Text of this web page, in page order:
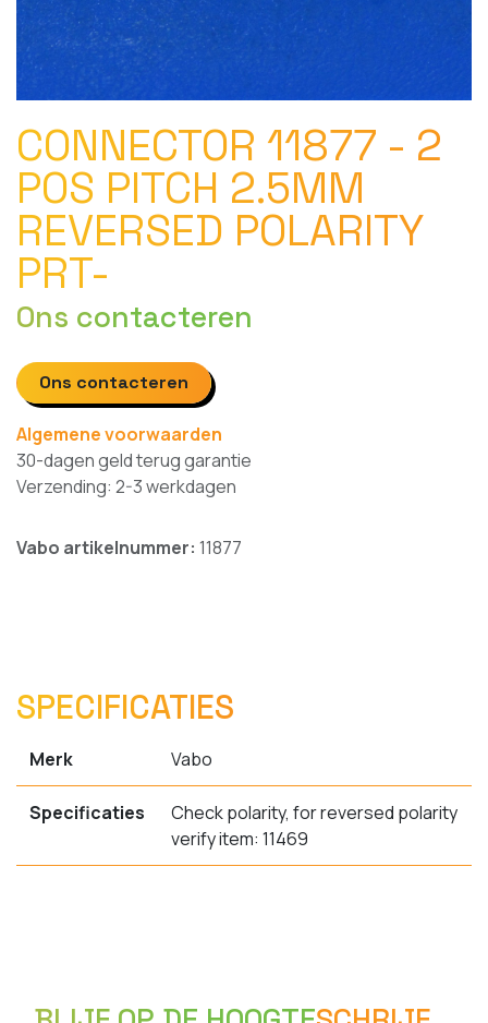
CONNECTOR 11877 - 2
POS PITCH 2.5MM
REVERSED POLARITY
PRT-
Ons contacteren
Ons contacteren
Algemene voorwaarden
30-dagen geld terug garantie
Verzending: 2-3 werkdagen
Vabo artikelnummer: 11877
SPECIFICATIES
Merk Vabo
Specificaties
Check polarity, for reversed polarity
verify item: 11469